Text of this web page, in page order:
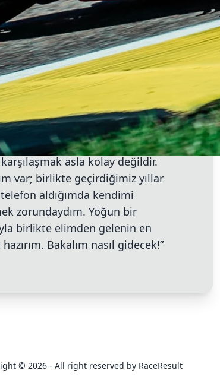
Yamaha test pilotu olan
GP'sinde wild card olarak
karmaşık el sakatlığı
ile iş birliği sona ererek
bu acil durum çağrısıyla
Johann Zarco’ya iyi bir iyileşme
asla kolay değildir.
var; birlikte geçirdiğimiz yıllar
aldığımda kendimi
zorundaydım. Yoğun bir
birlikte elimden gelenin en
Bakalım nasıl gidecek!”
© 2026 - All right reserved by RaceResult